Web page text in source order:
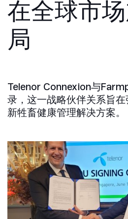
在全球市
局
Telenor Connexion与
录，这一战略伙伴关系旨
新牲畜健康管理解决方案。